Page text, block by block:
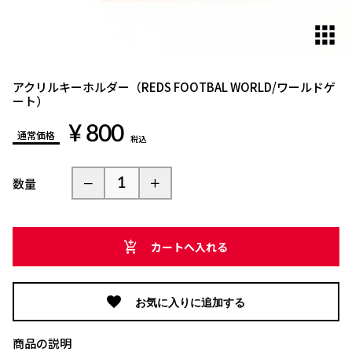
アクリルキーホルダー（REDS FOOTBAL WORLD/ワールドゲ
ート）
通常価格 ¥ 800 税込
数量
カートへ入れる
お気に入りに追加する
商品の説明